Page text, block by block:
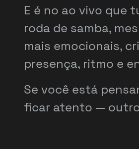
E é no ao vivo que
roda de samba,
mais emocionais,
presença, ritmo e
Se você está
ficar atento —